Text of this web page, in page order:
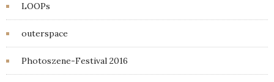
LOOPs
outerspace
Photoszene-Festival 2016